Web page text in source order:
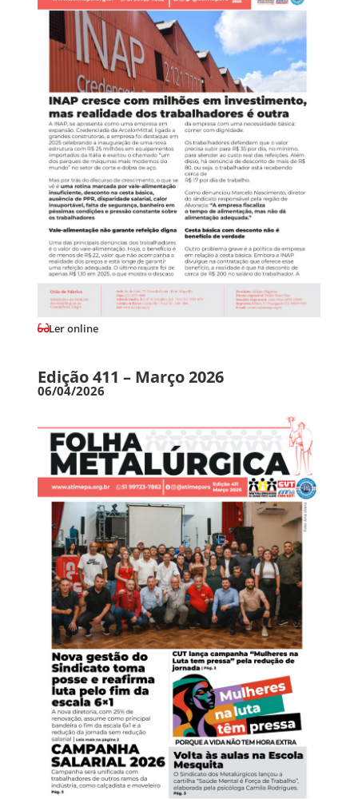
Ler online
Edição 411 – Março 2026
06/04/2026